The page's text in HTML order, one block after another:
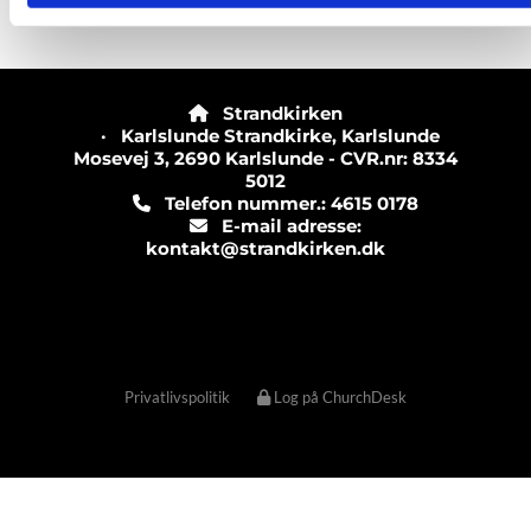

Strandkirken
· Karlslunde Strandkirke, Karlslunde
Mosevej 3, 2690 Karlslunde - CVR.nr: 8334
5012
Telefon nummer.: 4615 0178
E-mail adresse:
kontakt@strandkirken.dk
Privatlivspolitik Log på ChurchDesk